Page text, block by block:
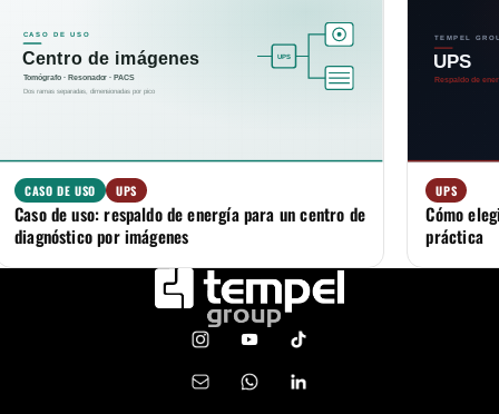
CASO DE USO UPS
Caso de uso: respaldo de energía para un centro de
diagnóstico por imágenes
UPS
Cómo
práctica